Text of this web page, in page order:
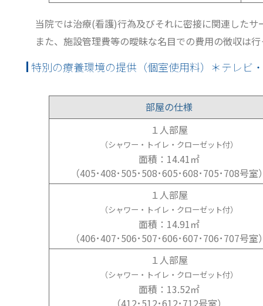
当院では治療(看護)行為及びそれに密接に関連したサ
また、施設管理費等の曖昧な名目での費用の徴収は
特別の療養環境の提供（個室使用料）＊テレビ
部屋の仕様
１人部屋
（シャワー・トイレ・クローゼット付）
面積：14.41㎡
（405･408･505･508･605･608･705･708号室
１人部屋
（シャワー・トイレ・クローゼット付）
面積：14.91㎡
（406･407･506･507･606･607･706･707号室
１人部屋
（シャワー・トイレ・クローゼット付）
面積：13.52㎡
（412･512･612･712号室）